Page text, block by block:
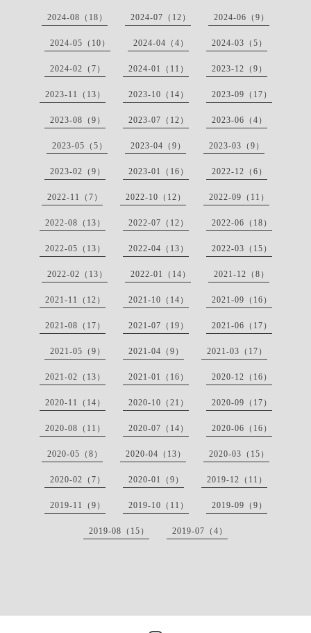
2024-08（18） 2024-07（12） 2024-06（9）
2024-05（10） 2024-04（4） 2024-03（5）
2024-02（7） 2024-01（11） 2023-12（9）
2023-11（13） 2023-10（14） 2023-09（17）
2023-08（9） 2023-07（12） 2023-06（4）
2023-05（5） 2023-04（9） 2023-03（9）
2023-02（9） 2023-01（16） 2022-12（6）
2022-11（7） 2022-10（12） 2022-09（11）
2022-08（13） 2022-07（12） 2022-06（18）
2022-05（13） 2022-04（13） 2022-03（15）
2022-02（13） 2022-01（14） 2021-12（8）
2021-11（12） 2021-10（14） 2021-09（16）
2021-08（17） 2021-07（19） 2021-06（17）
2021-05（9） 2021-04（9） 2021-03（17）
2021-02（13） 2021-01（16） 2020-12（16）
2020-11（14） 2020-10（21） 2020-09（17）
2020-08（11） 2020-07（14） 2020-06（16）
2020-05（8） 2020-04（13） 2020-03（15）
2020-02（7） 2020-01（9） 2019-12（11）
2019-11（9） 2019-10（11） 2019-09（9）
2019-08（15） 2019-07（4）